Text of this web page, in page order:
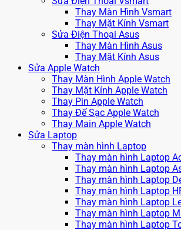
Thay Màn Hình Vsmart
Thay Mặt Kính Vsmart
Sửa Điện Thoại Asus
Thay Màn Hình Asus
Thay Mặt Kính Asus
Sửa Apple Watch
Thay Màn Hình Apple Watch
Thay Mặt Kính Apple Watch
Thay Pin Apple Watch
Thay Đế Sạc Apple Watch
Thay Main Apple Watch
Sửa Laptop
Thay màn hình Laptop
Thay màn hình Laptop
Thay màn hình Laptop
Thay màn hình Laptop
Thay màn hình Laptop
Thay màn hình Laptop
Thay màn hình Laptop
Thay màn hình Laptop